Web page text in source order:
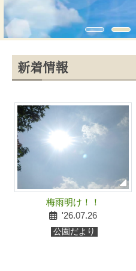
新着情報
梅雨明け！！
'26.07.26
公園だより